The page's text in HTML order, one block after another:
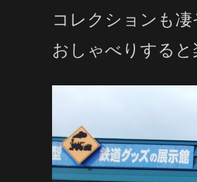
コレクションも
おしゃべりすると